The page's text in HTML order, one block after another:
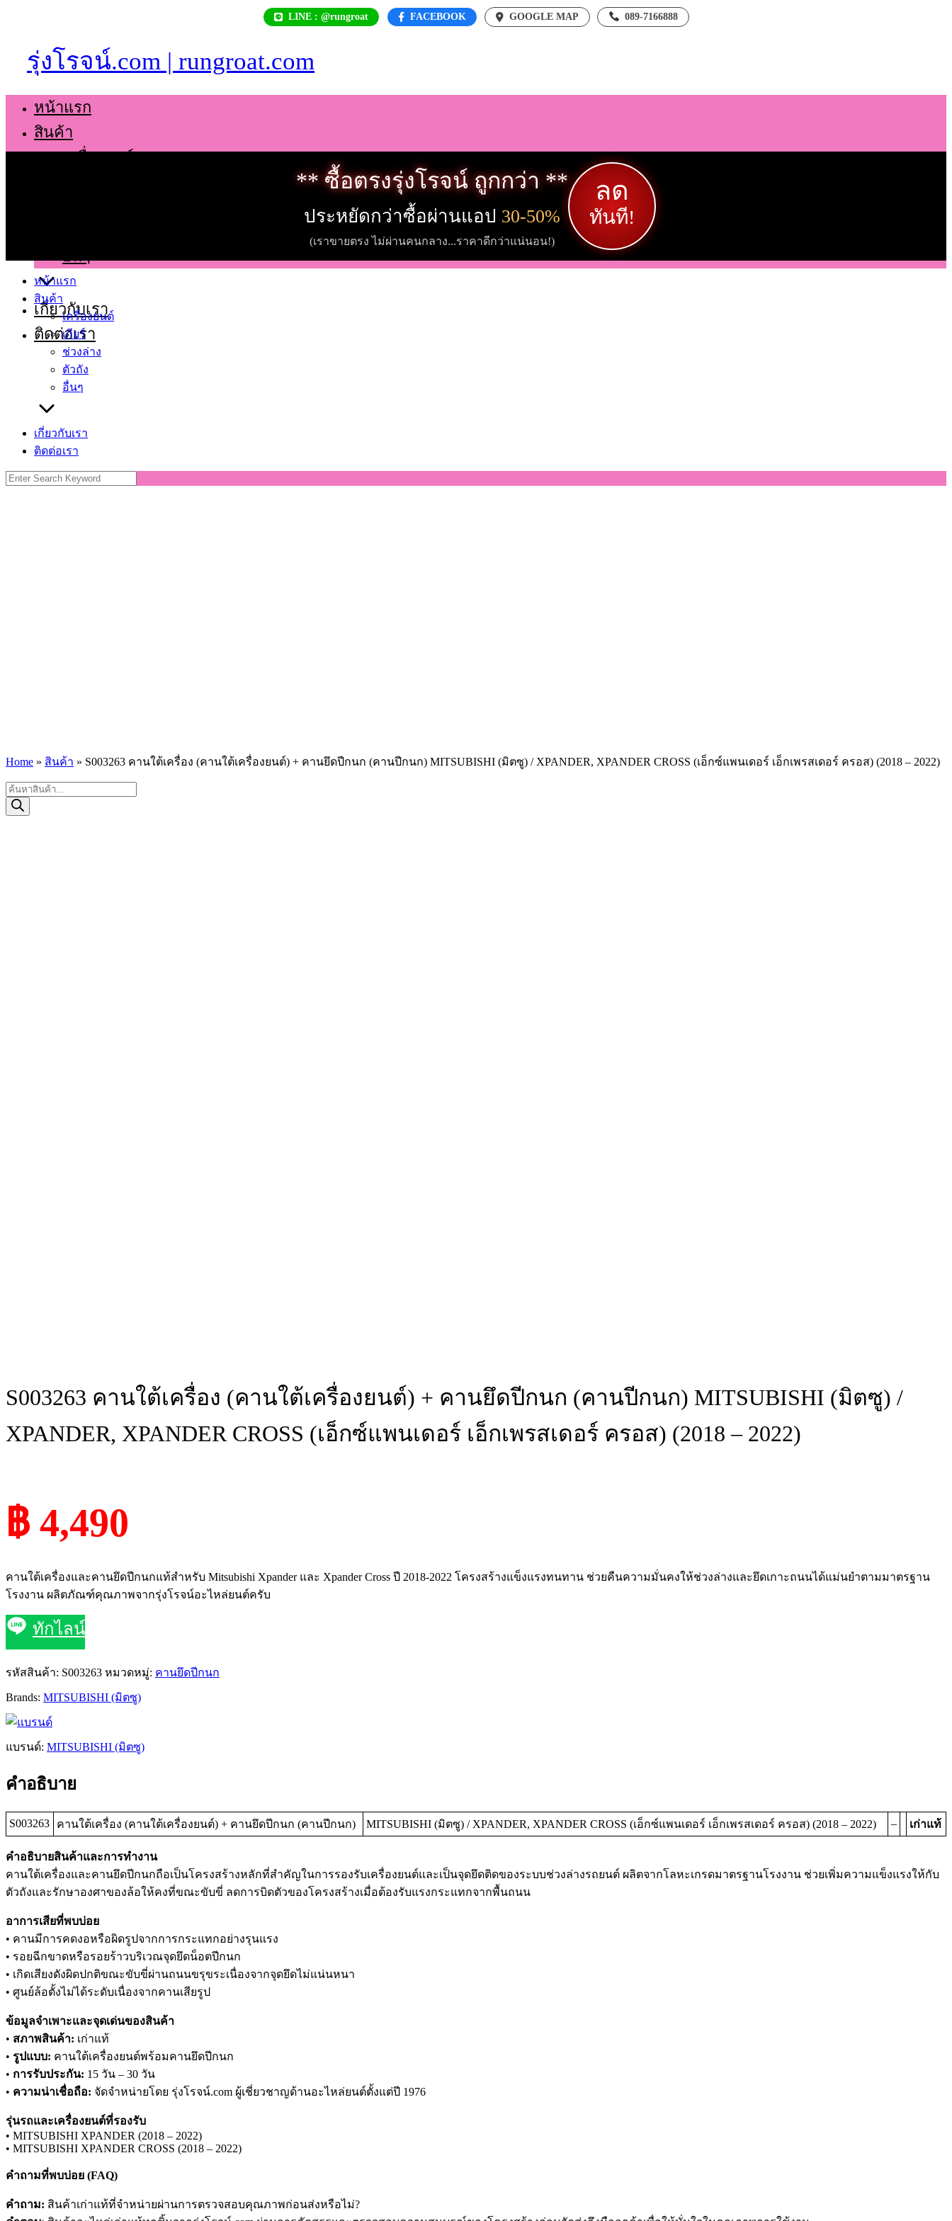
LINE : @rungroat FACEBOOK GOOGLE MAP 089-7166888
รุ่งโรจน์.com | rungroat.com
หน้าแรก
สินค้า
เครื่องยนต์
อื่นๆ
เกี่ยวกับเรา
ติดต่อเรา
** ซื้อตรงรุ่งโรจน์ ถูกกว่า **
ประหยัดกว่าซื้อผ่านแอป 30-50%
(เราขายตรง ไม่ผ่านคนกลาง...ราคาดีกว่าแน่นอน!)
ลด
ทันที!
หน้าแรก
สินค้า
เครื่องยนต์
เกียร์
ช่วงล่าง
ตัวถัง
อื่นๆ
เกี่ยวกับเรา
ติดต่อเรา
Search
for:
Home » สินค้า » S003263 คานใต้เครื่อง (คานใต้เครื่องยนต์) + คานยึดปีกนก (คานปีกนก) MITSUBISHI (มิตซู) / XPANDER, XPANDER CROSS (เอ็กซ์แพนเดอร์ เอ็กเพรสเดอร์ ครอส) (2018 – 2022)
Products
search
S003263 คานใต้เครื่อง (คานใต้เครื่องยนต์) + คานยึดปีกนก (คานปีกนก) MITSUBISHI (มิตซู) /
XPANDER, XPANDER CROSS (เอ็กซ์แพนเดอร์ เอ็กเพรสเดอร์ ครอส) (2018 – 2022)
฿ 4,490
คานใต้เครื่องและคานยึดปีกนกแท้สำหรับ Mitsubishi Xpander และ Xpander Cross ปี 2018-2022 โครงสร้างแข็งแรงทนทาน ช่วยคืนความมั่นคงให้ช่วงล่างและยึดเกาะถนนได้แม่นยำตามมาตรฐาน
โรงงาน ผลิตภัณฑ์คุณภาพจากรุ่งโรจน์อะไหล่ยนต์ครับ
ทักไลน์
รหัสสินค้า: S003263 หมวดหมู่: คานยึดปีกนก
Brands: MITSUBISHI (มิตซู)
แบรนด์: MITSUBISHI (มิตซู)
คำอธิบาย
S003263 คานใต้เครื่อง (คานใต้เครื่องยนต์) + คานยึดปีกนก (คานปีกนก) MITSUBISHI (มิตซู) / XPANDER, XPANDER CROSS (เอ็กซ์แพนเดอร์ เอ็กเพรสเดอร์ ครอส) (2018 – 2022) – เก่าแท้
คำอธิบายสินค้าและการทำงาน
คานใต้เครื่องและคานยึดปีกนกถือเป็นโครงสร้างหลักที่สำคัญในการรองรับเครื่องยนต์และเป็นจุดยึดติดของระบบช่วงล่างรถยนต์ ผลิตจากโลหะเกรดมาตรฐานโรงงาน ช่วยเพิ่มความแข็งแรงให้กับ
ตัวถังและรักษาองศาของล้อให้คงที่ขณะขับขี่ ลดการบิดตัวของโครงสร้างเมื่อต้องรับแรงกระแทกจากพื้นถนน
อาการเสียที่พบบ่อย
• คานมีการคดงอหรือผิดรูปจากการกระแทกอย่างรุนแรง
• รอยฉีกขาดหรือรอยร้าวบริเวณจุดยึดน็อตปีกนก
• เกิดเสียงดังผิดปกติขณะขับขี่ผ่านถนนขรุขระเนื่องจากจุดยึดไม่แน่นหนา
• ศูนย์ล้อตั้งไม่ได้ระดับเนื่องจากคานเสียรูป
ข้อมูลจำเพาะและจุดเด่นของสินค้า
• สภาพสินค้า: เก่าแท้
• รูปแบบ: คานใต้เครื่องยนต์พร้อมคานยึดปีกนก
• การรับประกัน: 15 วัน – 30 วัน
• ความน่าเชื่อถือ: จัดจำหน่ายโดย รุ่งโรจน์.com ผู้เชี่ยวชาญด้านอะไหล่ยนต์ตั้งแต่ปี 1976
รุ่นรถและเครื่องยนต์ที่รองรับ
• MITSUBISHI XPANDER (2018 – 2022)
• MITSUBISHI XPANDER CROSS (2018 – 2022)
คำถามที่พบบ่อย (FAQ)
คำถาม: สินค้าเก่าแท้ที่จำหน่ายผ่านการตรวจสอบคุณภาพก่อนส่งหรือไม่?